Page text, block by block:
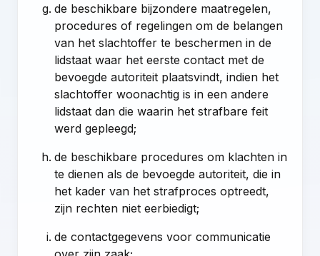
de beschikbare bijzondere maatregelen,
procedures of regelingen om de belangen
van het slachtoffer te beschermen in de
lidstaat waar het eerste contact met de
bevoegde autoriteit plaatsvindt, indien het
slachtoffer woonachtig is in een andere
lidstaat dan die waarin het strafbare feit
werd gepleegd;
de beschikbare procedures om klachten in
te dienen als de bevoegde autoriteit, die in
het kader van het strafproces optreedt,
zijn rechten niet eerbiedigt;
de contactgegevens voor communicatie